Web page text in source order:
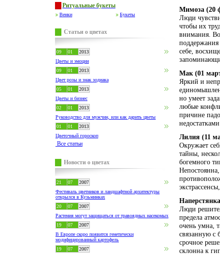
Ритуальные букеты
Венки Букеты
Статьи о цветах
09 01
2013
Цветы и эмоции
09
01
2013
Цвет розы и знак зодиака
05
01
2013
Цветы и бизнес
02
01
2013
Руководство для мужчин, или как дарить цветы
01
01
2013
Цветочный гороскоп
Все статьи
Новости о цветах
21 07
2007
Фестиваль цветников и ландшафтной архитектуры
открылся в Кузьминках
20
07
2007
Растения могут защищаться от травоядных насекомых
19
07
2007
В Европе скоро появится генетически
модифицированный картофель
19
07
2007
Мимоза (20
Люди
чтобы их
внимания.
поддержания
себе,
Мак (01
Яркий и
но умеет
любые
причине
Лилия (11
Окружает
тайны,
богемного
Люди
предела
очень умна,
связанную с
срочное
склонна к